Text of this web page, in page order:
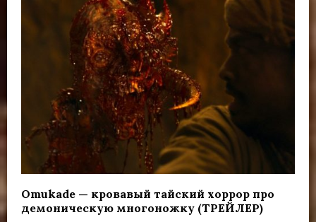
Omukade — кровавый тайский хоррор про
демоническую многоножку (ТРЕЙЛЕР)